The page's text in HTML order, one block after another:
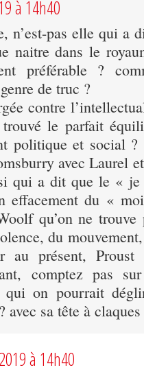
à 14h40
n’est-pas elle qui a
naitre dans le
préférable ?
de truc ?
contre
le parfait
politique et social
avec Laurel
qui a dit que le «
effacement du «
qu’on ne
du
au présent,
comptez pas
qui on pourrait
avec sa tête à
à 14h40